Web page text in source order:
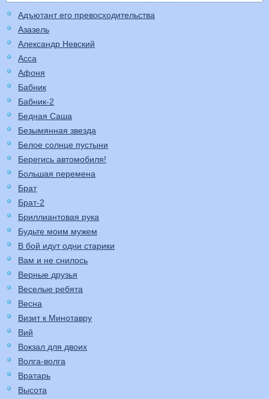
Адъютант его превосходительства
Азазель
Александр Невский
Асса
Афоня
Бабник
Бабник-2
Бедная Саша
Безымянная звезда
Белое солнце пустыни
Берегись автомобиля!
Большая перемена
Брат
Брат-2
Бриллиантовая рука
Будьте моим мужем
В бой идут одни старики
Вам и не снилось
Верные друзья
Веселые ребята
Весна
Визит к Минотавру
Вий
Вокзал для двоих
Волга-волга
Вратарь
Высота